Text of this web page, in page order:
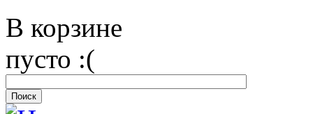
В корзине
пусто :(